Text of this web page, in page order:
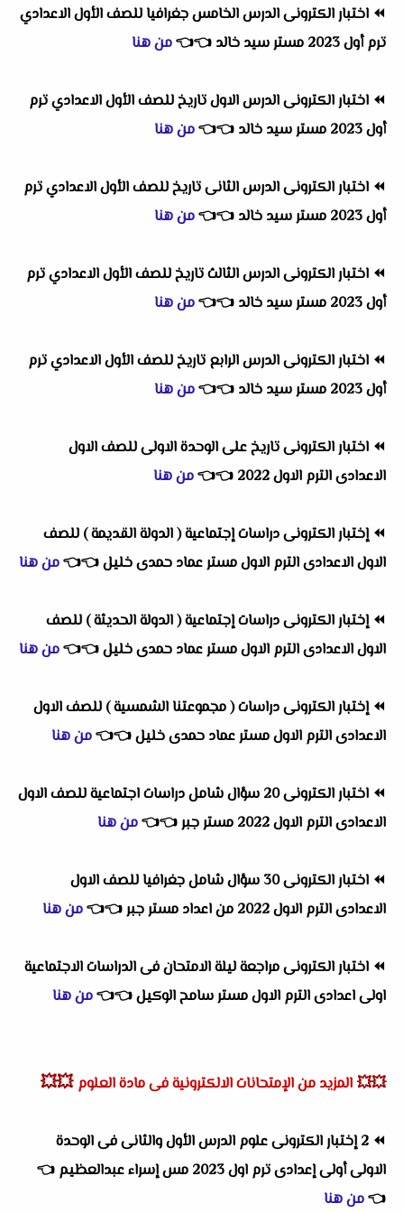
⏪ اختبار الكترونى الدرس الخامس جغرافيا للصف الأول الاعدادي
ترم أول 2023 مستر سيد خالد
👈
👈من هنا
⏪ اختبار الكترونى الدرس الاول تاريخ للصف الأول الاعدادي ترم
أول 2023 مستر سيد خالد
👈
👈من هنا
⏪ اختبار الكترونى الدرس الثانى تاريخ للصف الأول الاعدادي ترم
أول 2023 مستر سيد خالد
👈
👈من هنا
⏪ اختبار الكترونى الدرس الثالث تاريخ للصف الأول الاعدادي ترم
أول 2023 مستر سيد خالد
👈
👈من هنا
⏪ اختبار الكترونى الدرس الرابع تاريخ للصف الأول الاعدادي ترم
أول 2023 مستر سيد خالد
👈
👈من هنا
⏪ اختبار الكترونى تاريخ على الوحدة الاولى للصف الاول
الاعدادى الترم الاول 2022
👈
👈من هنا
⏪إختبار الكترونى دراسات إجتماعية ( الدولة القديمة ) للصف
الاول الاعدادى الترم الاول مستر عماد حمدى خليل👈
👈من هنا
⏪إختبار الكترونى دراسات إجتماعية ( الدولة الحديثة ) للصف
الاول الاعدادى الترم الاول مستر عماد حمدى خليل👈
👈من هنا
⏪إختبار الكترونى دراسات ( مجموعتنا الشمسية ) للصف الاول
الاعدادى الترم الاول مستر عماد حمدى خليل👈
👈من هنا
⏪
اختبار الكترونى 20 سؤال شامل دراسات اجتماعية للصف الاول
الاعدادى الترم الاول 2022 مستر جبر
👈
👈من هنا
⏪
اختبار الكترونى 30 سؤال شامل جغرافيا للصف الاول
الاعدادى الترم الاول 2022 من اعداد مستر جبر
👈
👈من هنا
⏪ اختبار الكترونى مراجعة ليلة الامتحان فى الدراسات الاجتماعية
اولى اعدادى الترم الاول مستر سامح الوكيل👈
👈من هنا
💥💥 المزيد من الإمتحانات الالكترونية فى مادة العلوم 💥💥
⏪
2 إختبار الكترونى علوم الدرس الأول والثانى فى الوحدة
الاولى أولى إعدادى ترم اول 2023 مس إسراء عبدالعظيم
👈
👈من هنا